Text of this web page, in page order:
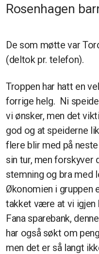
Rosenhagen
De som møtte var
(deltok pr. telefon).
Troppen har hatt en
forrige helg. Ni
vi ønsker, men det
god og at speiderne
flere blir med på
sin tur, men forskyver
stemning og bra med
Økonomien i gruppen
takket være at vi igjen
Fana sparebank,
har også søkt om
men det er så langt